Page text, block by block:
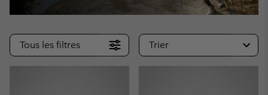
Tous les filtres Trier